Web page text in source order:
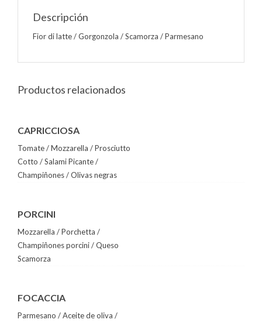
Descripción
Fior di latte / Gorgonzola / Scamorza / Parmesano
Productos relacionados
CAPRICCIOSA
Tomate / Mozzarella / Prosciutto
Cotto / Salami Picante /
Champiñones / Olivas negras
PORCINI
Mozzarella / Porchetta /
Champiñones porcini / Queso
Scamorza
FOCACCIA
Parmesano / Aceite de oliva /